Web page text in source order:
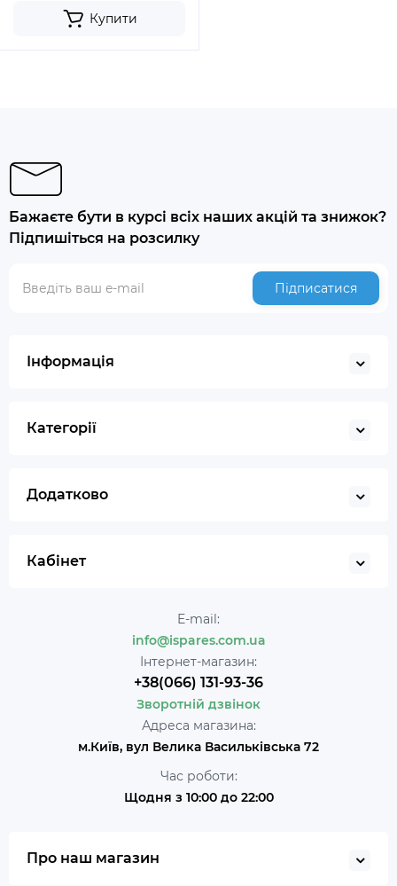
Купити
Бажаєте бути в курсі всіх наших акцій та знижок?
Підпишіться на розсилку
Підписатися
Інформація
Категорії
Додатково
Кабінет
E-mail:
info@ispares.com.ua
Інтернет-магазин:
+38(066) 131-93-36
Зворотній дзвінок
Адреса магазина:
м.Київ, вул Велика Васильківська 72
Час роботи:
Щодня з 10:00 до 22:00
Про наш магазин